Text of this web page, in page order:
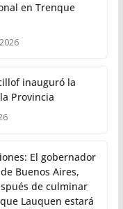
en Trenque
inauguró la
Provincia
El gobernador
Buenos Aires,
de culminar
Lauquen estará